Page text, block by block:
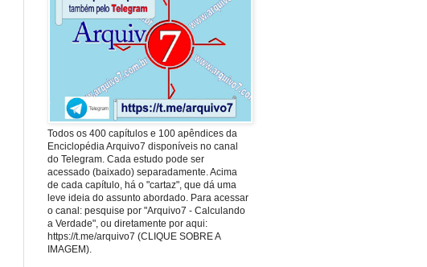
Todos os 400 capítulos e 100 apêndices da
Enciclopédia Arquivo7 disponíveis no canal
do Telegram. Cada estudo pode ser
acessado (baixado) separadamente. Acima
de cada capítulo, há o "cartaz", que dá uma
leve ideia do assunto abordado. Para acessar
o canal: pesquise por "Arquivo7 - Calculando
a Verdade", ou diretamente por aqui:
https://t.me/arquivo7 (CLIQUE SOBRE A
IMAGEM).